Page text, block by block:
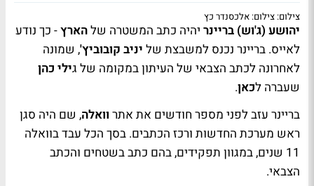
צילום: צילום: אלכסנדר כץ
יהושע (ג'וש) בריינר יהיה כתב המשטרה שלהארץ- כך נודע
לאייס. בריינר נכנס למשבצת של יניב קובוביץ', שמונה
לאחרונה לכתב הצבאי של העיתון במקומה של גילי כהן
שעברה לכאן.
בריינר עזב לפני מספר חודשים את אתר וואלה, שם היה סגן
ראש מערכת החדשות ורכז הכתבים. בסך הכל עבד בוואלה
11 שנים, במגוון תפקידים, בהם כתב בשטחים והכתב
הצבאי.